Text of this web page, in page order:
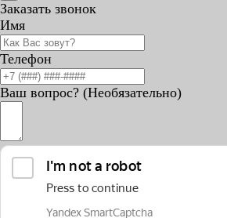
Заказать звонок
Имя
Телефон
Ваш вопрос? (Необязательно)